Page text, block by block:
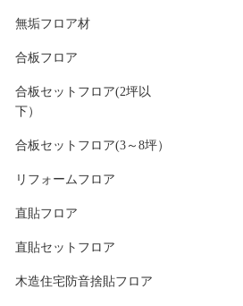
無垢フロア材
合板フロア
合板セットフロア(2坪以
下）
合板セットフロア(3～8坪）
リフォームフロア
直貼フロア
直貼セットフロア
木造住宅防音捨貼フロア